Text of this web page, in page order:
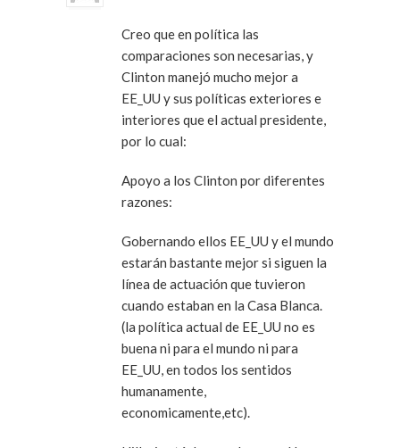
Creo que en política las
comparaciones son necesarias, y
Clinton manejó mucho mejor a
EE_UU y sus políticas exteriores e
interiores que el actual presidente,
por lo cual:
Apoyo a los Clinton por diferentes
razones:
Gobernando ellos EE_UU y el mundo
estarán bastante mejor si siguen la
línea de actuación que tuvieron
cuando estaban en la Casa Blanca.
(la política actual de EE_UU no es
buena ni para el mundo ni para
EE_UU, en todos los sentidos
humanamente,
economicamente,etc).